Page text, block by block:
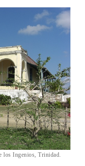
los Ingenios, Trinidad.